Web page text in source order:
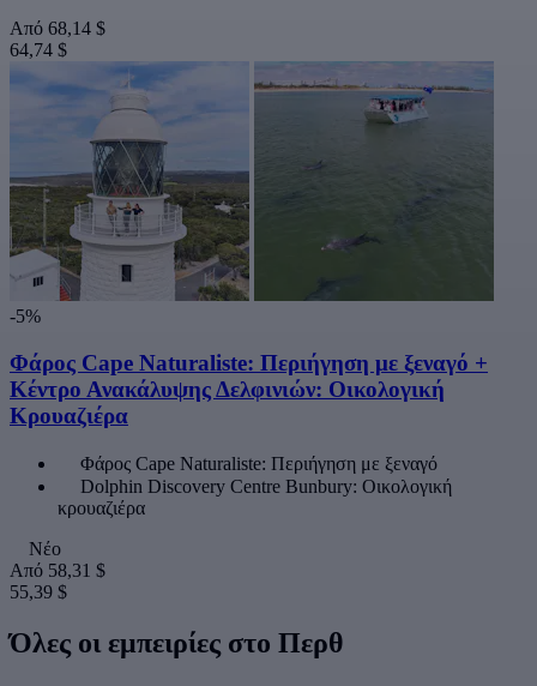
Από 68,14 $
64,74 $
-5%
Φάρος Cape Naturaliste: Περιήγηση με ξεναγό +
Κέντρο Ανακάλυψης Δελφινιών: Οικολογική
Κρουαζιέρα
Φάρος Cape Naturaliste: Περιήγηση με ξεναγό
Dolphin Discovery Centre Bunbury: Οικολογική
κρουαζιέρα
Νέο
Από 58,31 $
55,39 $
Όλες οι εμπειρίες στο Περθ